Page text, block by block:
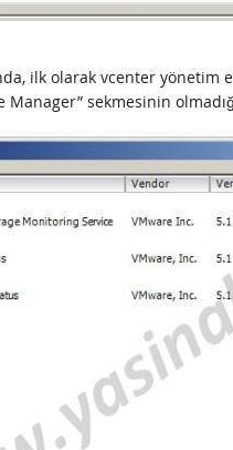
ilk olarak vcenter yönetim
Manager” sekmesinin